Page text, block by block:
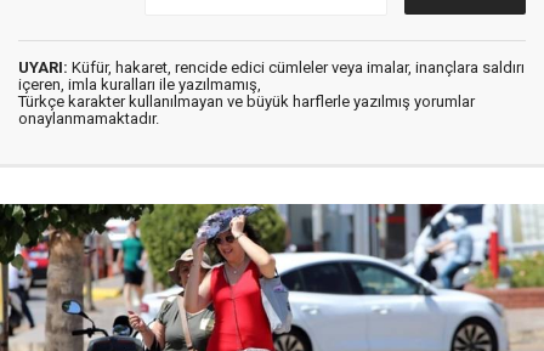
UYARI: Küfür, hakaret, rencide edici cümleler veya imalar, inançlara saldırı
içeren, imla kuralları ile yazılmamış,
Türkçe karakter kullanılmayan ve büyük harflerle yazılmış yorumlar
onaylanmamaktadır.